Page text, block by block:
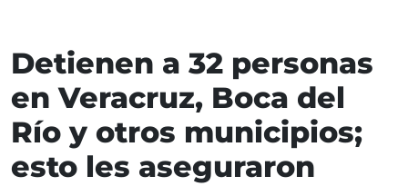
Detienen a 32 personas
en Veracruz, Boca del
Río y otros municipios;
esto les aseguraron